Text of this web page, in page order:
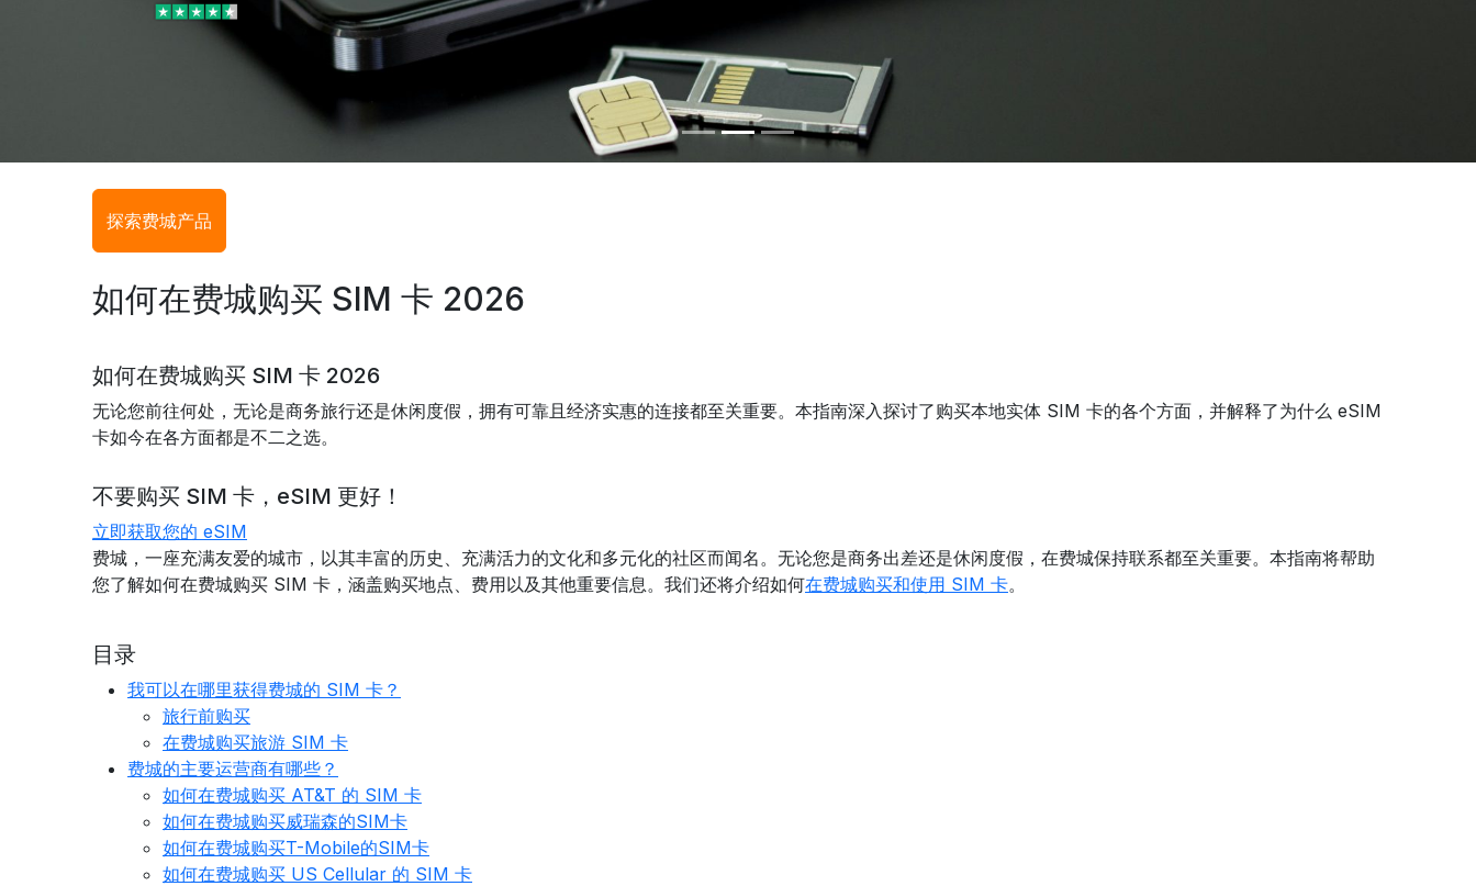
探索费城产品
如何在费城购买 SIM 卡 2026
如何在费城购买 SIM 卡 2026
无论您前往何处，无论是商务旅行还是休闲度假，拥有可靠且经济实惠的连接都至关重要。本指南深入探讨了购买本地实体 SIM 卡的各个方面，并解释了为什么 eSIM
卡如今在各方面都是不二之选。
不要购买 SIM 卡，eSIM 更好！
立即获取您的 eSIM
费城，一座充满友爱的城市，以其丰富的历史、充满活力的文化和多元化的社区而闻名。无论您是商务出差还是休闲度假，在费城保持联系都至关重要。本指南将帮助
您了解如何在费城购买 SIM 卡，涵盖购买地点、费用以及其他重要信息。我们还将介绍如何在费城购买和使用 SIM 卡。
目录
我可以在哪里获得费城的 SIM 卡？
旅行前购买
在费城购买旅游 SIM 卡
费城的主要运营商有哪些？
如何在费城购买 AT&T 的 SIM 卡
如何在费城购买威瑞森的SIM卡
如何在费城购买T-Mobile的SIM卡
如何在费城购买 US Cellular 的 SIM 卡